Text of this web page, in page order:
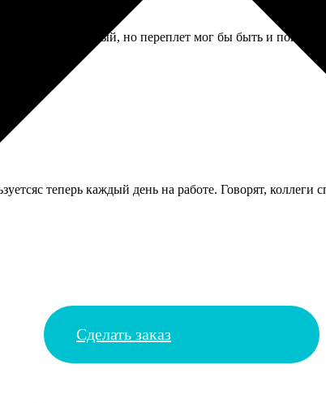
милый, но переплет мог бы быть и
теперь каждый день на работе. Говорят, коллеги
Сделать заказ